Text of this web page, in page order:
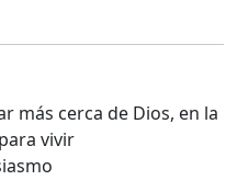
más cerca de Dios, en la
vivir